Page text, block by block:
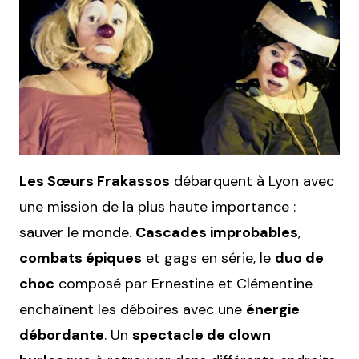
Les Sœurs Frakassos débarquent à Lyon avec
une mission de la plus haute importance :
sauver le monde. Cascades improbables,
combats épiques et gags en série, le duo de
choc composé par Ernestine et Clémentine
enchaînent les déboires avec une énergie
débordante. Un spectacle de clown